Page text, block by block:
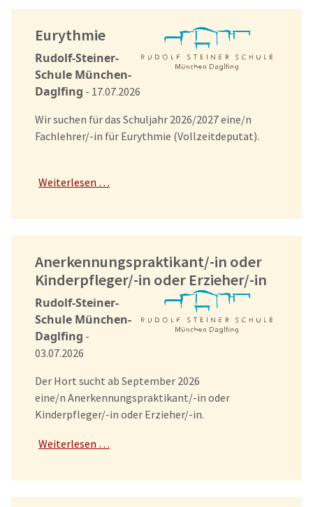
Eurythmie
Rudolf-Steiner-
Schule München-
Daglfing - 17.07.2026
Wir suchen für das Schuljahr 2026/2027 eine/n
Fachlehrer/-in für Eurythmie (Vollzeitdeputat).
Weiterlesen …
Anerkennungspraktikant/-in oder
Kinderpfleger/-in oder Erzieher/-in
Rudolf-Steiner-
Schule München-
Daglfing -
03.07.2026
Der Hort sucht ab September 2026
eine/n Anerkennungspraktikant/-in oder
Kinderpfleger/-in oder Erzieher/-in.
Weiterlesen …